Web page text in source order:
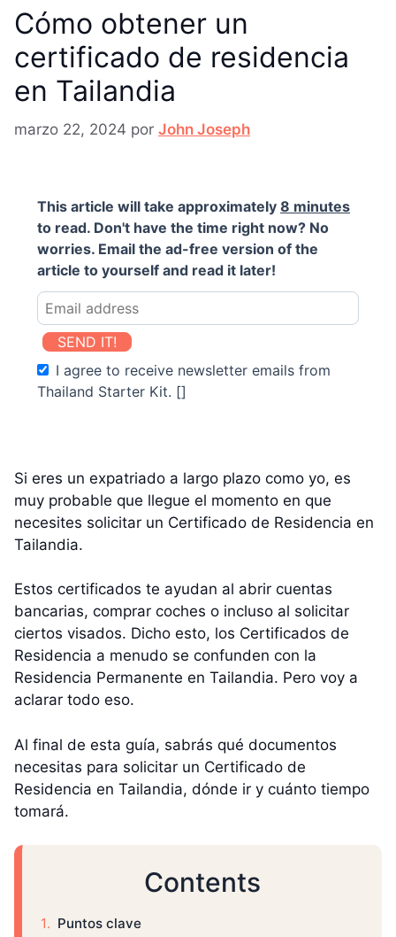
Cómo obtener un
certificado de residencia
en Tailandia
marzo 22, 2024 por John Joseph
This article will take approximately 8 minutes
to read. Don't have the time right now? No
worries. Email the ad-free version of the
article to yourself and read it later!
SEND IT!
I agree to receive newsletter emails from
Thailand Starter Kit. []
Si eres un expatriado a largo plazo como yo, es
muy probable que llegue el momento en que
necesites solicitar un Certificado de Residencia en
Tailandia.
Estos certificados te ayudan al abrir cuentas
bancarias, comprar coches o incluso al solicitar
ciertos visados. Dicho esto, los Certificados de
Residencia a menudo se confunden con la
Residencia Permanente en Tailandia. Pero voy a
aclarar todo eso.
Al final de esta guía, sabrás qué documentos
necesitas para solicitar un Certificado de
Residencia en Tailandia, dónde ir y cuánto tiempo
tomará.
Contents
Puntos clave